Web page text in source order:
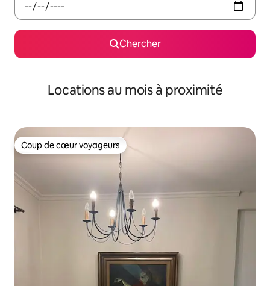
Chercher
Locations au mois à proximité
Coup de cœur voyageurs
Coup de cœur voyageurs